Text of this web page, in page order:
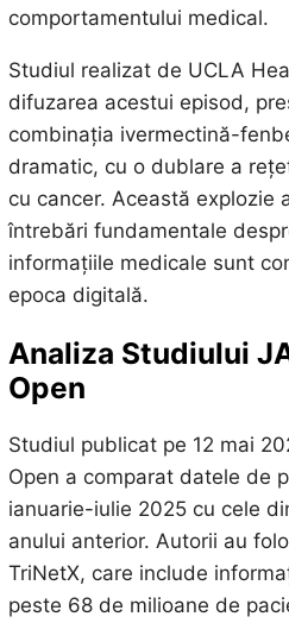
comportamentului medical.
Studiul realizat de UCLA
difuzarea acestui episod,
combinația ivermectină-
dramatic, cu o dublare a
cu cancer. Această explozie
întrebări fundamentale
informațiile medicale sunt
epoca digitală.
Analiza Studiului
Open
Studiul publicat pe 12 mai
Open a comparat datele de
ianuarie-iulie 2025 cu cele
anului anterior. Autorii au
TriNetX, care include
peste 68 de milioane de